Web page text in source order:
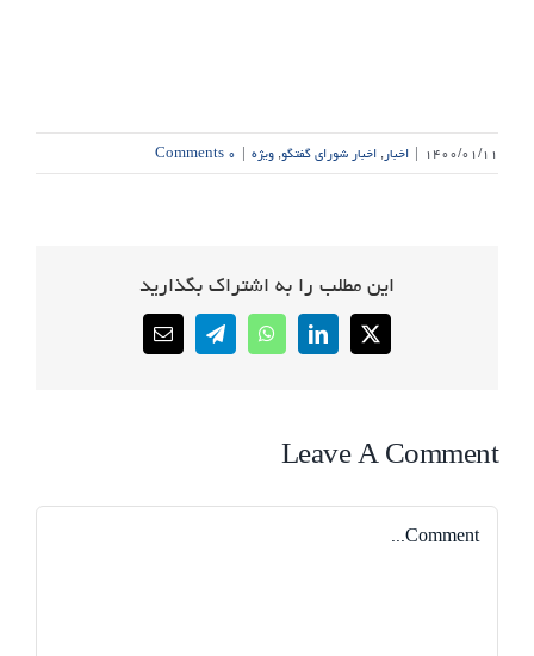
۱۴۰۰/۰۱/۱۱ | اخبار,اخبار شورای گفتگو,ویژه | ۰ Comments
این مطلب را به اشتراک بگذارید
X
LinkedIn
WhatsApp
Telegram
Email
Leave A Comment
Comment